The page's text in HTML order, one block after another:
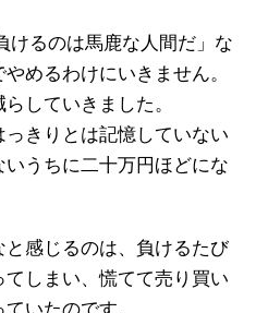
けるのは馬鹿な人間だ」な
めるわけにいきません。
していきました。
きりとは記憶していない
うちに二十万円ほどにな
感じるのは、負けるたび
しまい、慌てて売り買い